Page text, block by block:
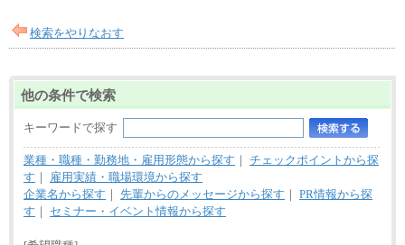
検索をやりなおす
他の条件で検索
キーワードで探す
業種・職種・勤務地・雇用形態から探す ｜ チェックポイントから探
す ｜
雇用実績・職場環境から探す
企業名から探す ｜ 先輩からのメッセージから探す ｜ PR情報から探
す ｜ セミナー・イベント情報から探す